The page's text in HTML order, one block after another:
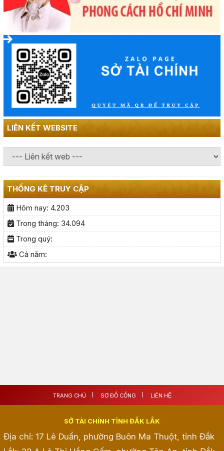
LIÊN KẾT WEBSITE
THỐNG KÊ TRUY CẬP
Hôm nay: 4.203
Trong tháng: 34.094
Trong quý:
Cả năm:
TRANG CHỦ SƠ ĐỒ CỔNG LIÊN HỆ
SỞ TÀI CHÍNH TỈNH ĐẮK LẮK
Địa chỉ: 17 Lê Duẩn, phường Buôn Ma Thuột, tỉnh Đắk